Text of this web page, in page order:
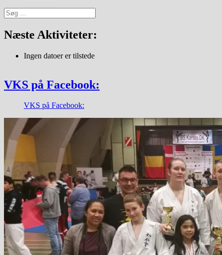
Søg
efter:
Næste Aktiviteter:
Ingen datoer er tilstede
VKS på Facebook:
VKS på Facebook: